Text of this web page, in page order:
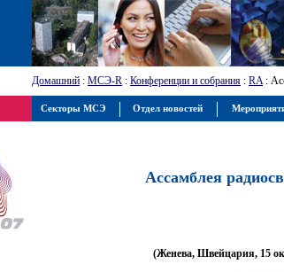
Домашний : МСЭ-R : Конференции и собрания : RA:
Ассамблея
(Женева, Швейцария, 15
Секторы МСЭ Отдел новостей